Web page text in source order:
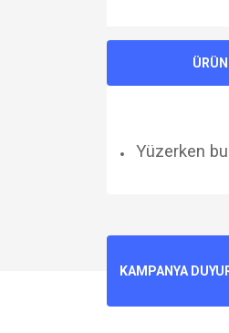
Yüzerken
Ürün resmi
KAMPANYA